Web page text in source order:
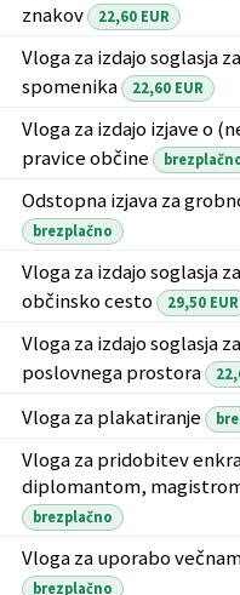
znakov
22,60 EUR
Vloga za izdajo soglasja
spomenika
22,60 EUR
Vloga za izdajo izjave o
pravice občine
Odstopna izjava za
brezplačno
Vloga za izdajo soglasja
občinsko cesto
29,50 EUR
Vloga za izdajo soglasja
poslovnega prostora
Vloga za plakatiranje
Vloga za pridobitev
diplomantom,
brezplačno
Vloga za uporabo
brezplačno